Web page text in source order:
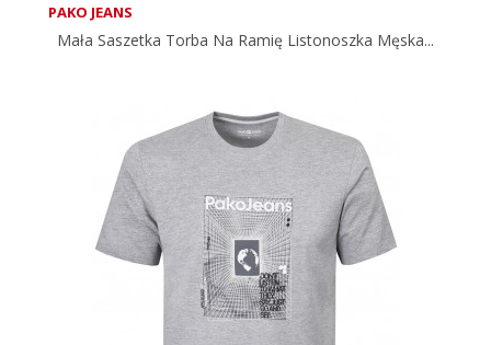
PAKO JEANS
Mała Saszetka Torba Na Ramię Listonoszka Męska...